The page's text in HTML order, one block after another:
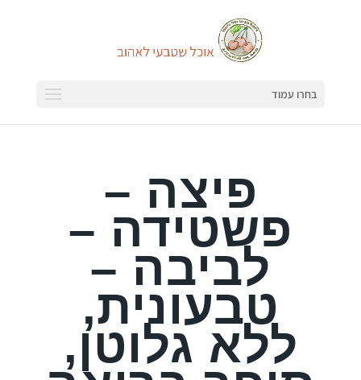
בחרו עמוד
פיצה –
פשטידה –
לביבה –
טבעונית,
ללא גלוטן,